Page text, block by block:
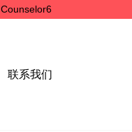
Counselor6
联系我们